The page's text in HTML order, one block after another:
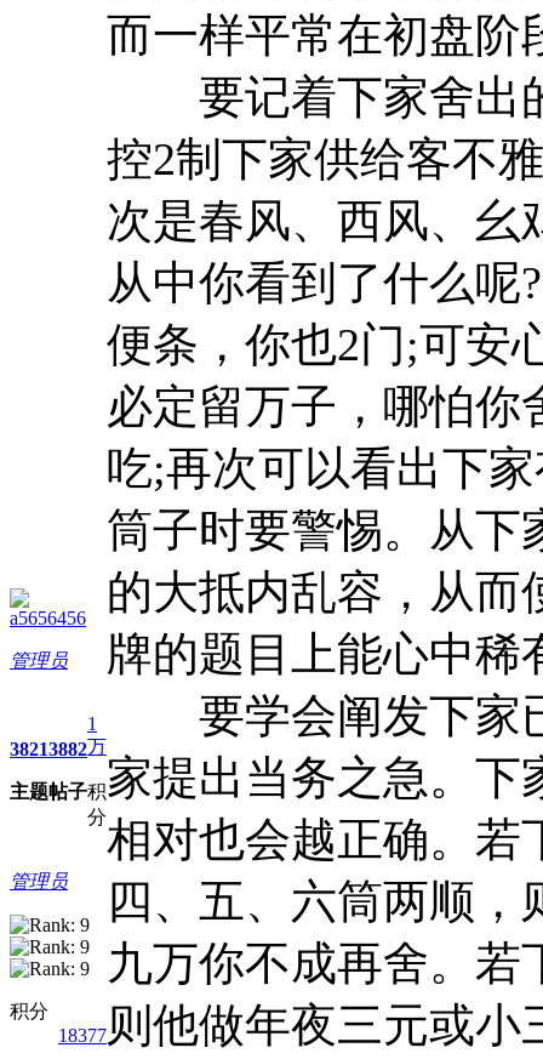
a5656456
管理员
3821
主题
3882
帖子
1
万
积
分
管理员
积分
18377
而一样平常在初盘阶
要记着下家舍出
控2制下家供给客不
次是春风、西风、幺
从中你看到了什么呢
便条，你也2门;可安
必定留万子，哪怕你
吃;再次可以看出下
筒子时要警惕。从下
的大抵内乱容，从而
牌的题目上能心中稀
要学会阐发下家
家提出当务之急。下
相对也会越正确。若
四、五、六筒两顺
九万你不成再舍。若
则他做年夜三元或